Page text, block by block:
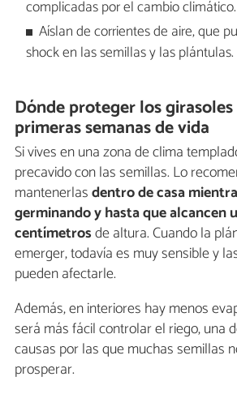
complicadas por el cambio climático.
Aíslan de corrientes de aire, que
shock en las semillas y las plántulas.
Dónde proteger los girasoles
primeras semanas de vida
Si vives en una zona de clima
precavido con las semillas. Lo
mantenerlasdentro de casa
germinando y hasta que alcancen
centímetrosde altura. Cuando la
emerger, todavía es muy sensible y
pueden afectarle.
Además, en interiores hay menos
será más fácil controlar el riego, una
causas por las que muchas semillas
prosperar.